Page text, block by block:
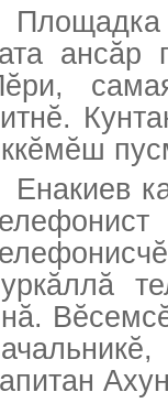
Площадка
ансăр
Енакиев